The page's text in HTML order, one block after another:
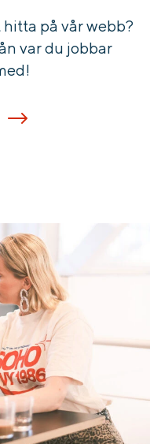
på vår webb?
var du jobbar